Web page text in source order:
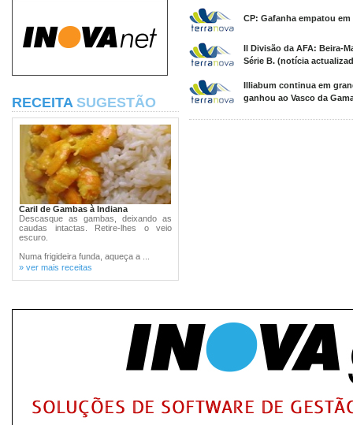
RECEITA SUGESTÃO
Caril de Gambas à Indiana
Descasque as gambas, deixando as
caudas intactas. Retire-lhes o veio
escuro.
Numa frigideira funda, aqueça a ...
» ver mais receitas
CP: Gafanha empatou em
II Divisão da AFA: Beira-
Série B. (notícia
Illiabum continua em
ganhou ao Vasco da